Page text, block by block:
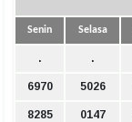
Senin Selasa
. .
6970 5026
8285 0147